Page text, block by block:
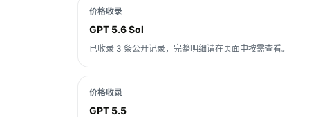
价格收录
GPT 5.6 Sol
已收录 3 条公开记录，完整明细请在页面中按需查看。
价格收录
GPT 5.5